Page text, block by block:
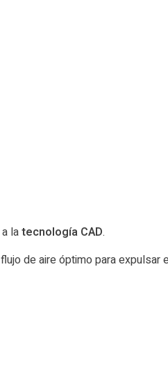
latecnología CAD.
de aire óptimo para expulsar